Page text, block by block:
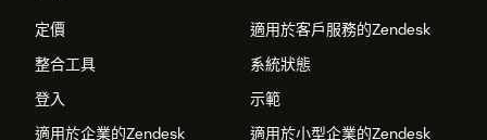
定價
適用於客戶服務的Zendesk
整合工具
系統狀態
登入
示範
適用於企業的Zendesk
適用於小型企業的Zendesk